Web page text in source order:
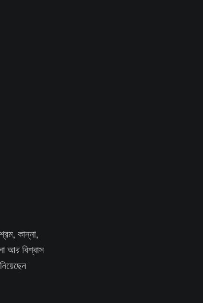
কান্না,
আর বিশ্বাস